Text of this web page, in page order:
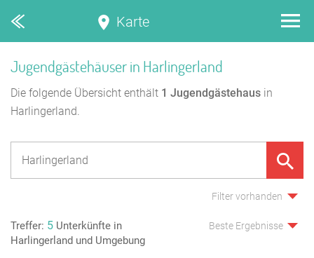
Karte
Jugendgästehäuser in Harlingerland
Die folgende Übersicht enthält 1 Jugendgästehaus in
Harlingerland.
Filter vorhanden
Treffer: 5 Unterkünfte in
Harlingerland und Umgebung
Beste Ergebnisse